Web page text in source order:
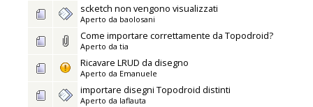
scketch non vengono visualizzati
Aperto da baolosani
Come importare correttamente da Topodroid?
Aperto da tia
Ricavare LRUD da disegno
Aperto da Emanuele
importare disegni Topodroid distinti
Aperto da laflauta